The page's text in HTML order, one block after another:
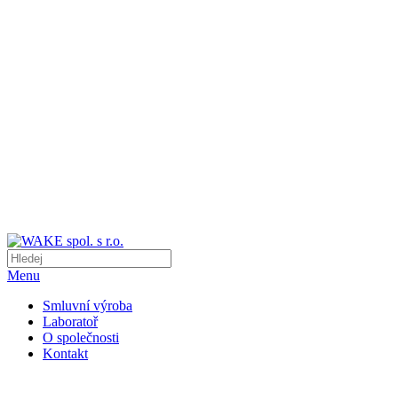
Menu
Smluvní výroba
Laboratoř
O společnosti
Kontakt